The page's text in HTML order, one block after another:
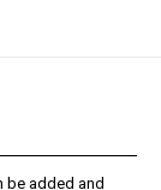
be added and